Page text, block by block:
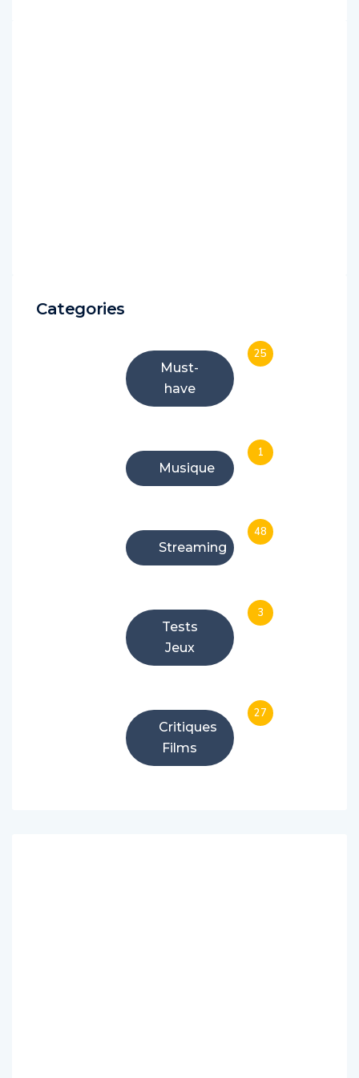
Categories
Must-
have
25
Musique
1
Streaming
48
Tests
Jeux
3
Critiques
Films
27